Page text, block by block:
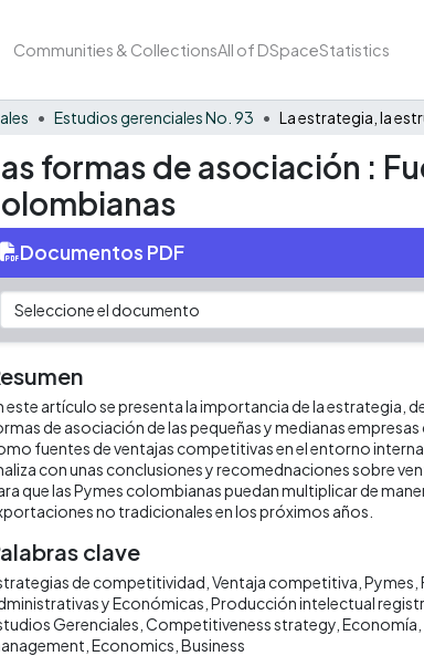
Communities & CollectionsAll of DSpaceStatistics
Estudios gerenciales No. 93
formas de asociación :
Documentos PDF
este artículo se presenta la importancia de la estrategia,
de asociación de las pequeñas y medianas
fuentes de ventajas competitivas en el entorno
con unas conclusiones y recomednaciones sobre
que las Pymes colombianas puedan multiplicar de
no tradicionales en los próximos años.
clave
de competitividad Ventaja competitiva Pymes
y Económicas Producción intelectual
Gerenciales Competitiveness strategy Economía
Economics Business